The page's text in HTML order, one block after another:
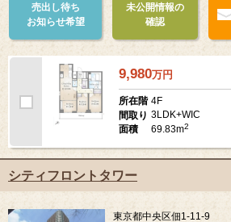
売出し待ち
お知らせ希望
未公開情報の
確認
9,980万円
所在階 4F
間取り 3LDK+WIC
面積
69.83m2
シティフロントタワー
東京都中央区佃1-11-9